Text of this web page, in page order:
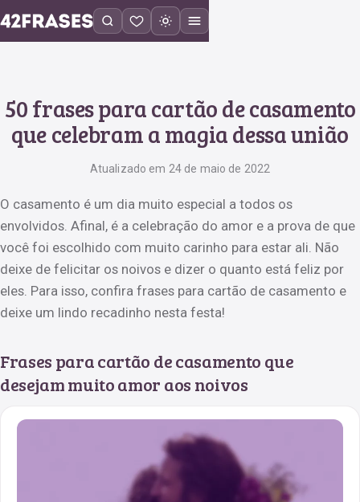
50 frases para cartão de casamento
que celebram a magia dessa união
Atualizado em 24 de maio de 2022
O casamento é um dia muito especial a todos os
envolvidos. Afinal, é a celebração do amor e a prova de que
você foi escolhido com muito carinho para estar ali. Não
deixe de felicitar os noivos e dizer o quanto está feliz por
eles. Para isso, confira frases para cartão de casamento e
deixe um lindo recadinho nesta festa!
Frases para cartão de casamento que
desejam muito amor aos noivos